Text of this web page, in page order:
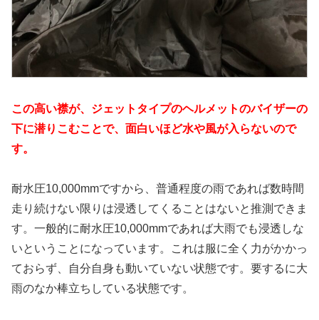
この高い襟が、ジェットタイプのヘルメットのバイザーの
下に潜りこむことで、面白いほど水や風が入らないので
す。
耐水圧10,000mmですから、普通程度の雨であれば数時間
走り続けない限りは浸透してくることはないと推測できま
す。一般的に耐水圧10,000mmであれば大雨でも浸透しな
いということになっています。これは服に全く力がかかっ
ておらず、自分自身も動いていない状態です。要するに大
雨のなか棒立ちしている状態です。